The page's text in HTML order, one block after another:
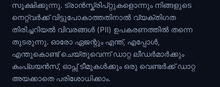
സൂക്ഷിക്കുന്നു. ട്രാൻസ്ക്രിപ്റ്റുകളൊന്നും നിങ്ങളുടെ
നെറ്റ്‌വർക്ക് വിട്ടുപോകാത്തതിനാൽ വ്യക്തിഗത
തിരിച്ചറിയൽ വിവരങ്ങൾ (PII) ഉപകരണത്തിൽ തന്നെ
തുടരുന്നു. ഓരോ ഏജന്റും എന്ത്, എപ്പോൾ,
എന്തുകൊണ്ട് ചെയ്തുവെന്ന് ഡാറ്റ ലീഡർമാർക്കും
കംപ്ലയൻസ്, ഓപ്സ് ടീമുകൾക്കും ഒരു വെണ്ടർക്ക് ഡാറ്റ
അയക്കാതെ പരിശോധിക്കാം.